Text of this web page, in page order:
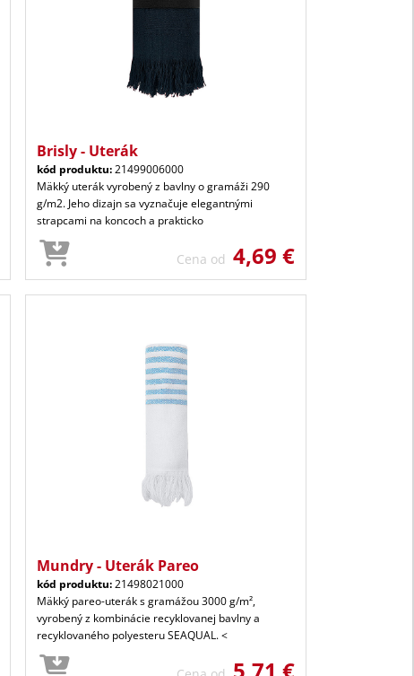
Brisly - Uterák
kód produktu:21499006000
Mäkký uterák vyrobený z bavlny o gramáži 290
g/m2. Jeho dizajn sa vyznačuje elegantnými
strapcami na koncoch a prakticko
Cena od 4,69 €
Mundry - Uterák Pareo
kód produktu:21498021000
Mäkký pareo-uterák s gramážou 3000 g/m²,
vyrobený z kombinácie recyklovanej bavlny a
recyklovaného polyesteru SEAQUAL. <